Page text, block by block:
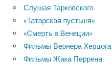
Слушая Тарковского
«Татарская пустыня»
«Смерть в Венеции»
Фильмы Вернера Херцога
Фильмы Жака Перрена